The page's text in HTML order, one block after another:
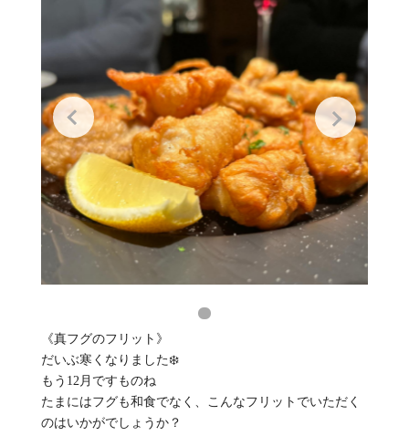
《真フグのフリット》
だいぶ寒くなりました❄️
もう12月ですものね️
たまにはフグも和食でなく、こんなフリットでいただく
のはいかがでしょうか？